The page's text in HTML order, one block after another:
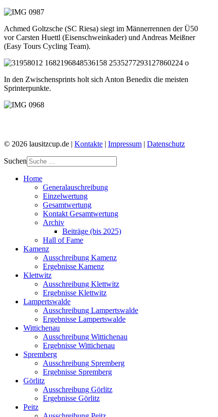
Achmed Goltzsche (SC Riesa) siegt im Männerrennen der Ü50
vor Carsten Huettl (Eisenschweinkader) und Andreas Meißner
(Easy Tours Cycling Team).
In den Zwischensprints holt sich Anton Benedix die meisten
Sprinterpunkte.
© 2026 lausitzcup.de | Kontakte | Impressum | Datenschutz
Suchen
Home
Generalauschreibung
Einzelwertung
Gesamtwertung
Kontakt Gesamtwertung
Archiv
Beiträge (bis 2025)
Hall of Fame
Kamenz
Ausschreibung Kamenz
Ergebnisse Kamenz
Klettwitz
Ausschreibung Klettwitz
Ergebnisse Klettwitz
Lampertswalde
Ausschreibung Lampertswalde
Ergebnisse Lampertswalde
Wittichenau
Ausschreibung Wittichenau
Ergebnisse Wittichenau
Spremberg
Ausschreibung Spremberg
Ergebnisse Spremberg
Görlitz
Ausschreibung Görlitz
Ergebnisse Görlitz
Peitz